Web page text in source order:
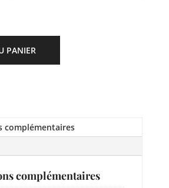
PANIER
complémentaires
complémentaires